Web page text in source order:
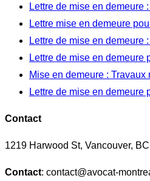
Lettre de mise en demeure
Lettre mise en demeure
Lettre de mise en demeure
Lettre de mise en demeure
Mise en demeure :
Lettre de mise en demeure
Contact
1219 Harwood St, Vancouver,
Contact: contact@avocat-